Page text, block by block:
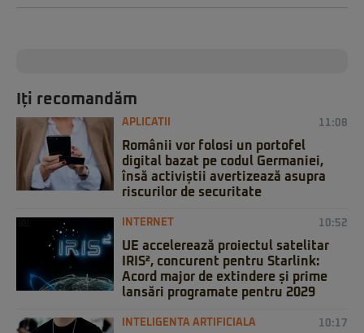
Iți recomandăm
APLICATII 11:08
Românii vor folosi un portofel
digital bazat pe codul Germaniei,
însă activiștii avertizează asupra
riscurilor de securitate
INTERNET 10:52
UE accelerează proiectul satelitar
IRIS², concurent pentru Starlink:
Acord major de extindere și prime
lansări programate pentru 2029
INTELIGENTA ARTIFICIALA 10:17